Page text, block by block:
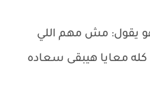
يقول: مش مهم اللي
معايا هيبقى سعاده